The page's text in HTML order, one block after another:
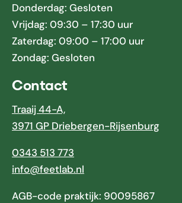
Donderdag: Gesloten
Vrijdag: 09:30 – 17:30 uur
Zaterdag: 09:00 – 17:00 uur
Zondag: Gesloten
Contact
Traaij 44-A,
3971 GP Driebergen-Rijsenburg
0343 513 773
info@feetlab.nl
AGB-code praktijk: 90095867